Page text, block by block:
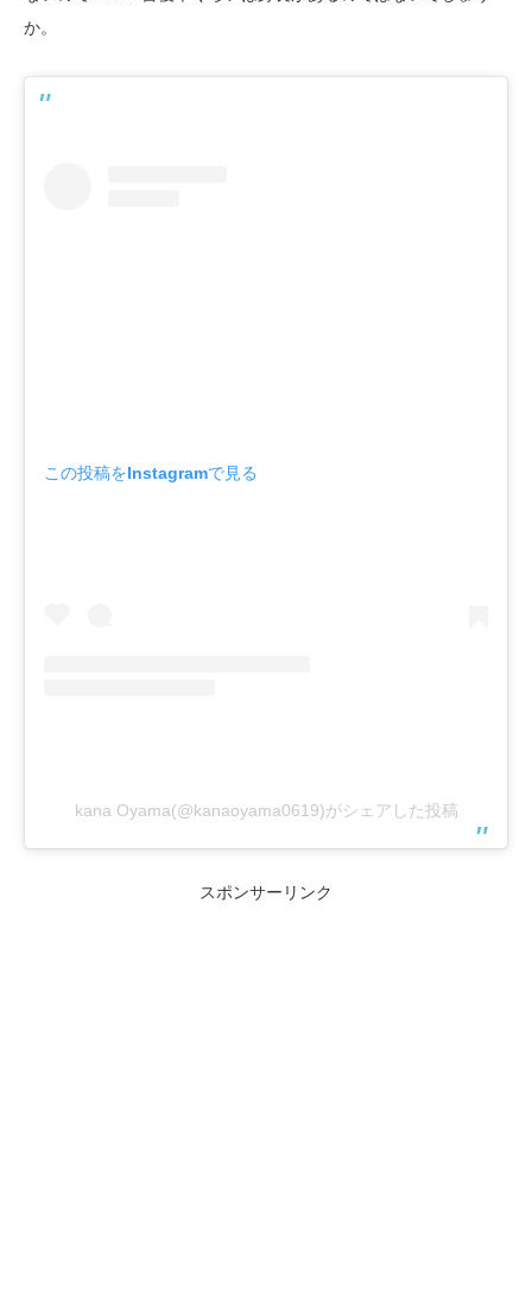
か。
この投稿をInstagramで見る
kana Oyama(@kanaoyama0619)がシェアした投稿
スポンサーリンク